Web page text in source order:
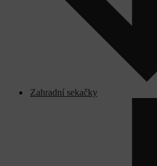
Zahradní sekačky